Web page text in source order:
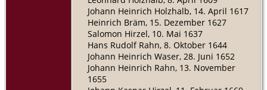
Johann Heinrich Holzhalb, 14. April 1617
Heinrich Bräm, 15. Dezember 1627
Salomon Hirzel, 10. Mai 1637
Hans Rudolf Rahn, 8. Oktober 1644
Johann Heinrich Waser, 28. Juni 1652
Johann Heinrich Rahn, 13. November
1655